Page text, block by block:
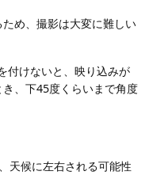
め、撮影は大変に難しい
付けないと、映り込みが
、下45度くらいまで角度
天候に左右される可能性